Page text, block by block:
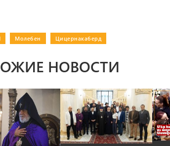
Молебен Цицернакаберд
НОВОСТИ